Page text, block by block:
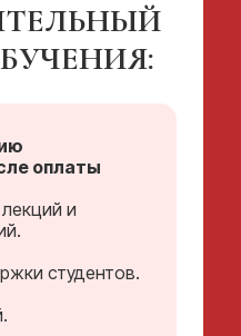
оплаты
и
студентов.